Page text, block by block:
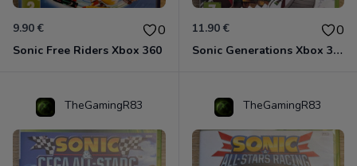
9.90 € 0
Sonic Free Riders Xbox 360
11.90 € 0
Sonic Generations Xbox 360
TheGamingR83 TheGamingR83